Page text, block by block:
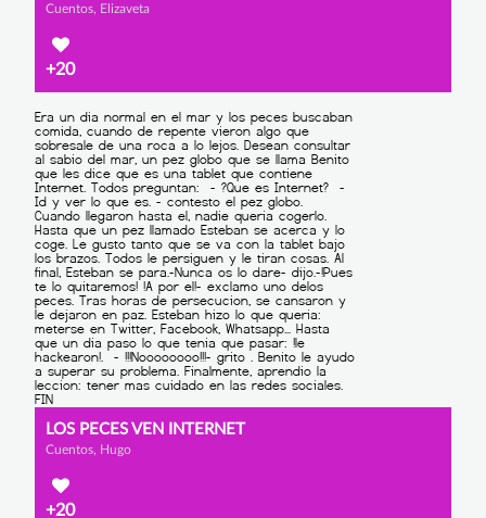
Cuentos, Elizaveta
+20
LOS PECES VEN INTERNET
Cuentos, Hugo
+20